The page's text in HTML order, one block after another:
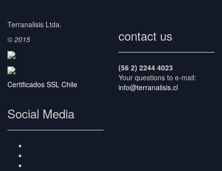
Terranalisis Ltda.
© 2015
Certificados SSL Chile
contact us
(56 2) 2244 4023
Your questions to e-mail:
info@terranalisis.cl
Social Media